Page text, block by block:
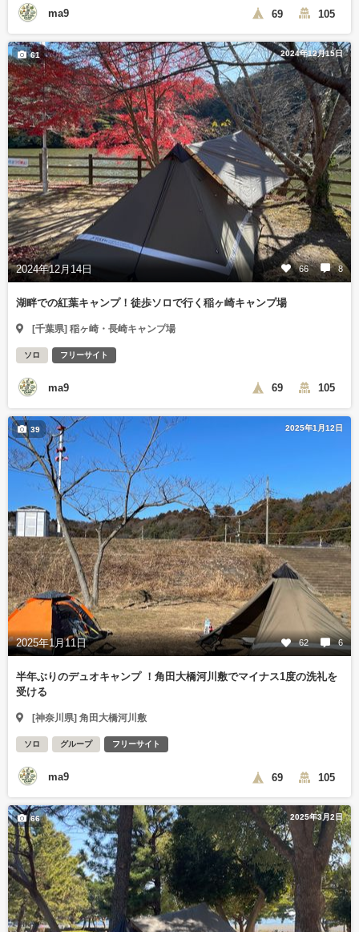
ma9 69 105
2024年12月15日
2024年12月14日 66 8
61
湖畔での紅葉キャンプ！徒歩ソロで行く稲ヶ崎キャンプ場
[千葉県] 稲ヶ崎・長崎キャンプ場
ソロ フリーサイト
ma9 69 105
2025年1月12日
2025年1月11日 62 6
39
半年ぶりのデュオキャンプ ！角田大橋河川敷でマイナス1度の洗礼を
受ける
[神奈川県] 角田大橋河川敷
ソロ グループ フリーサイト
ma9 69 105
2025年3月2日
66